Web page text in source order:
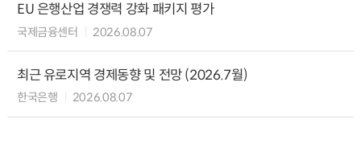
EU 은행산업 경쟁력 강화 패키지 평가
국제금융센터 2026.08.07
최근 유로지역 경제동향 및 전망 (2026.7월)
한국은행 2026.08.07